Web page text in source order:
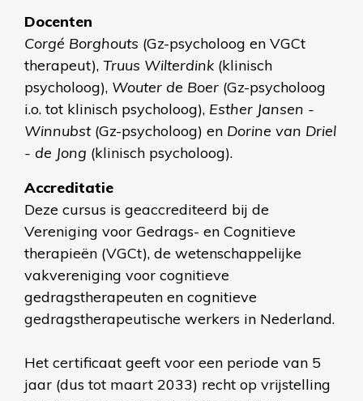
Docenten
Corgé Borghouts (Gz-psycholoog en VGCt
therapeut), Truus Wilterdink (klinisch
psycholoog), Wouter de Boer (Gz-psycholoog
i.o. tot klinisch psycholoog), Esther Jansen -
Winnubst(Gz-psycholoog) en Dorine van Driel
- de Jong (klinisch psycholoog).
Accreditatie
Deze cursus is geaccrediteerd bij de
Vereniging voor Gedrags- en Cognitieve
therapieën (VGCt), de wetenschappelijke
vakvereniging voor cognitieve
gedragstherapeuten en cognitieve
gedragstherapeutische werkers in Nederland.
Het certificaat geeft voor een periode van 5
jaar (dus tot maart 2033) recht op vrijstelling